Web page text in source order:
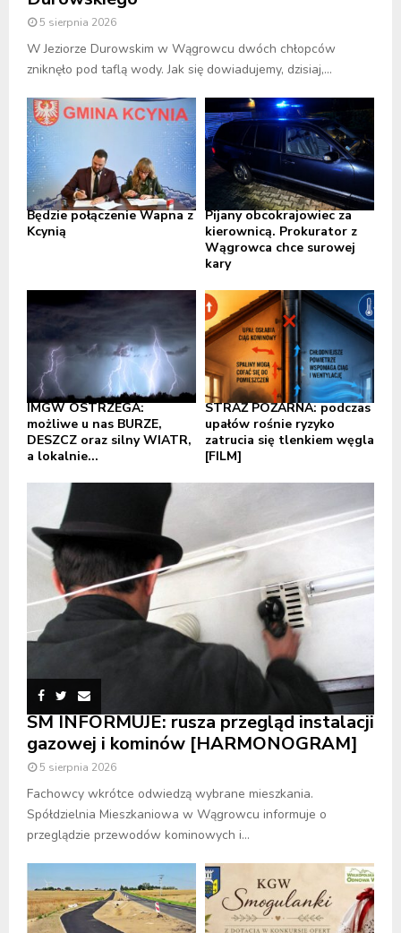
5 sierpnia 2026
W Jeziorze Durowskim w Wągrowcu dwóch chłopców
zniknęło pod taflą wody. Jak się dowiadujemy, dzisiaj,...
Będzie połączenie Wapna z
Kcynią
Pijany obcokrajowiec za
kierownicą. Prokurator z
Wągrowca chce surowej
kary
IMGW OSTRZEGA:
możliwe u nas BURZE,
DESZCZ oraz silny WIATR,
a lokalnie...
STRAŻ POŻARNA: podczas
upałów rośnie ryzyko
zatrucia się tlenkiem węgla
[FILM]
SM INFORMUJE: rusza przegląd instalacji
gazowej i kominów [HARMONOGRAM]
5 sierpnia 2026
Fachowcy wkrótce odwiedzą wybrane mieszkania.
Spółdzielnia Mieszkaniowa w Wągrowcu informuje o
przeglądzie przewodów kominowych i...